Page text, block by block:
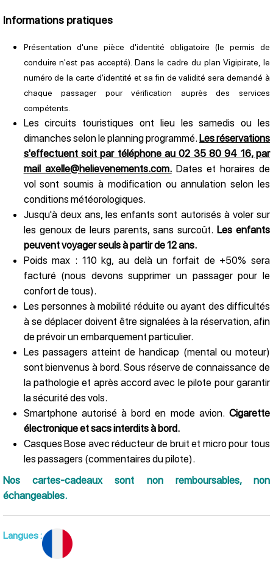
Informations pratiques
Présentation d'une pièce d'identité obligatoire (le permis de
conduire n'est pas accepté). Dans le cadre du plan Vigipirate, le
numéro de la carte d'identité et sa fin de validité sera demandé à
chaque passager pour vérification auprès des services
compétents.
Les circuits touristiques ont lieu les samedis ou les
dimanches selon le planning programmé. Les réservations
s'effectuent soit par téléphone au 02 35 80 94 16, par
mail axelle@helievenements.com.Dates et horaires de
vol sont soumis à modification ou annulation selon les
conditions météorologiques.
Jusqu'à deux ans, les enfants sont autorisés à voler sur
les genoux de leurs parents, sans surcoût.Les enfants
peuvent voyager seuls à partir de 12 ans.
Poids max : 110 kg, au delà un forfait de +50% sera
facturé (nous devons supprimer un passager pour le
confort de tous).
Les personnes à mobilité réduite ou ayant des difficultés
à se déplacer doivent être signalées à la réservation, afin
de prévoir un embarquement particulier.
Les passagers atteint de handicap (mental ou moteur)
sont bienvenus à bord. Sous réserve de connaissance de
la pathologie et après accord avec le pilote pour garantir
la sécurité des vols.
Smartphone autorisé à bord en mode avion. Cigarette
électronique et sacs interdits à bord.
Casques Bose avec réducteur de bruit et micro pour tous
les passagers (commentaires du pilote).
Nos cartes-cadeaux sont non remboursables, non
échangeables.
Langues: